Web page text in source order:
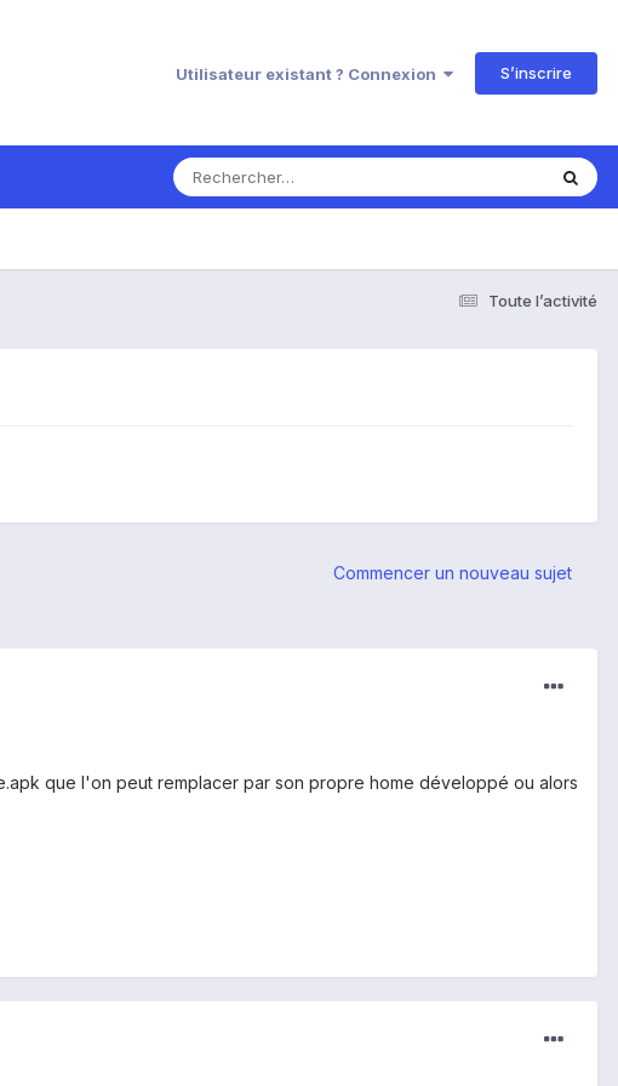
Utilisateur existant ? Connexion S’inscrire
Toute l’activité
Commencer un nouveau sujet
que l'on peut remplacer par son propre home développé ou alors